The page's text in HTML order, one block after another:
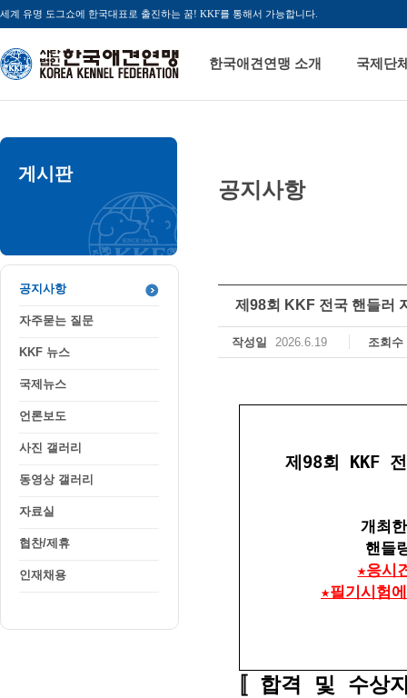
세계 유명 도그쇼에 한국대표로 출진하는 꿈! KKF를 통해서 가능합니다.
한국애견연맹 소개 국제단
게시판
공지사항
자주묻는 질문
KKF 뉴스
국제뉴스
언론보도
사진 갤러리
동영상 갤러리
자료실
협찬/제휴
인재채용
공지사항